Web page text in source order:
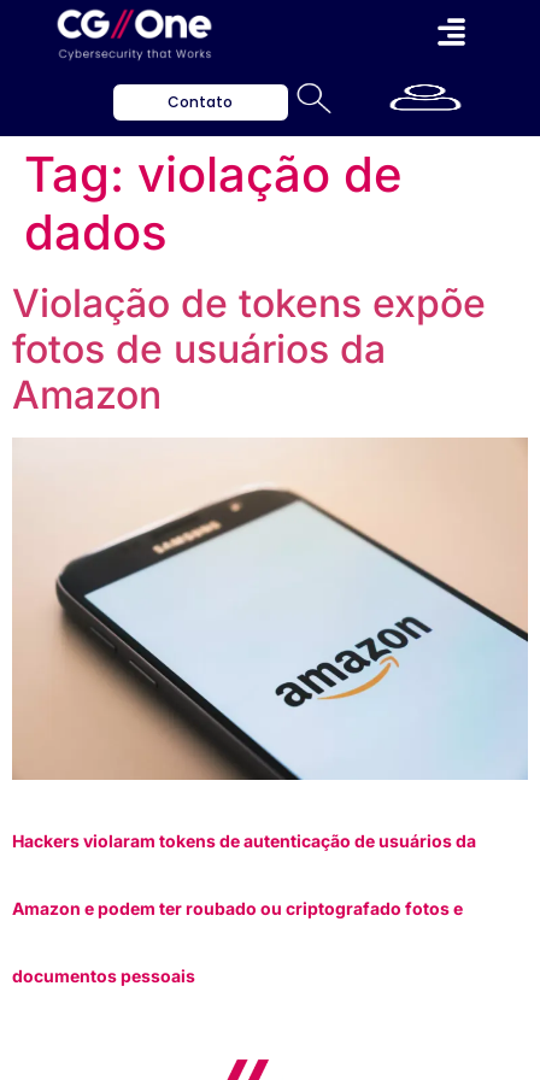
Contato
Tag: violação de
dados
Violação de tokens expõe
fotos de usuários da
Amazon
Hackers violaram tokens de autenticação de usuários da
Amazon e podem ter roubado ou criptografado fotos e
documentos pessoais